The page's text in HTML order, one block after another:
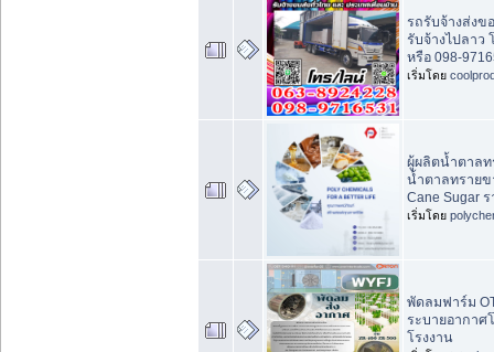
รถรับจ้างส่งข
รับจ้างไปลาว
หรือ 098-
เริ่มโดย
ผู้ผลิตน้ำตาลท
น้ำตาลทรายข
Cane Sugar
เริ่มโดย
พัดลมฟาร์ม
ระบายอากาศ
โรงงาน